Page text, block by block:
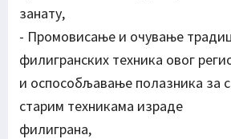
занату,
- Промовисање и очување
филигранских техника овог
и оспособљавање полазника за
старим техникама израде
филиграна,